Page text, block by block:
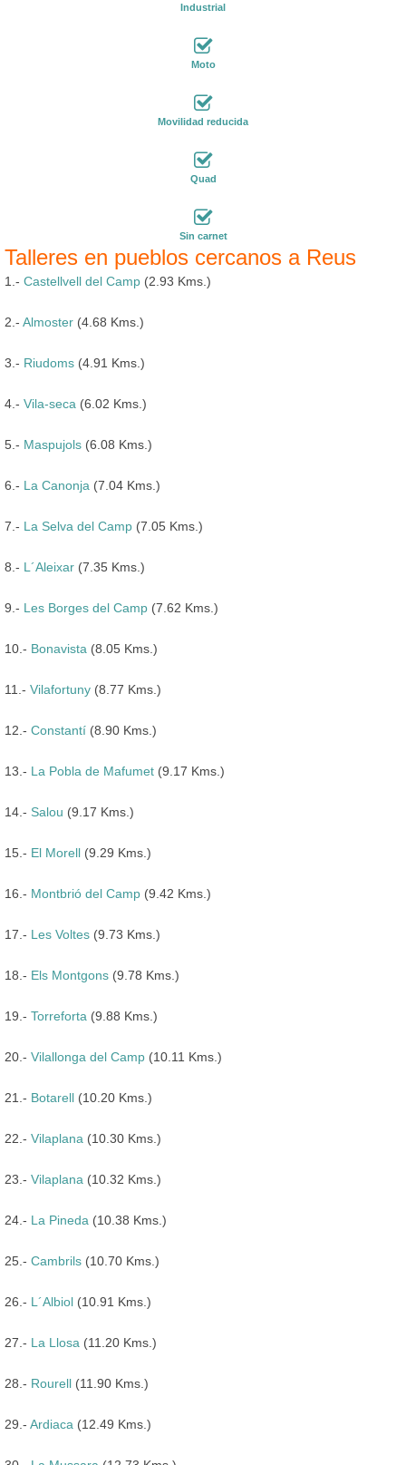
Industrial
Moto
Movilidad reducida
Quad
Sin carnet
Talleres en pueblos cercanos a Reus
1.- Castellvell del Camp (2.93 Kms.)
2.- Almoster (4.68 Kms.)
3.- Riudoms (4.91 Kms.)
4.- Vila-seca (6.02 Kms.)
5.- Maspujols (6.08 Kms.)
6.- La Canonja (7.04 Kms.)
7.- La Selva del Camp (7.05 Kms.)
8.- L´Aleixar (7.35 Kms.)
9.- Les Borges del Camp (7.62 Kms.)
10.- Bonavista (8.05 Kms.)
11.- Vilafortuny (8.77 Kms.)
12.- Constantí (8.90 Kms.)
13.- La Pobla de Mafumet (9.17 Kms.)
14.- Salou (9.17 Kms.)
15.- El Morell (9.29 Kms.)
16.- Montbrió del Camp (9.42 Kms.)
17.- Les Voltes (9.73 Kms.)
18.- Els Montgons (9.78 Kms.)
19.- Torreforta (9.88 Kms.)
20.- Vilallonga del Camp (10.11 Kms.)
21.- Botarell (10.20 Kms.)
22.- Vilaplana (10.30 Kms.)
23.- Vilaplana (10.32 Kms.)
24.- La Pineda (10.38 Kms.)
25.- Cambrils (10.70 Kms.)
26.- L´Albiol (10.91 Kms.)
27.- La Llosa (11.20 Kms.)
28.- Rourell (11.90 Kms.)
29.- Ardiaca (12.49 Kms.)